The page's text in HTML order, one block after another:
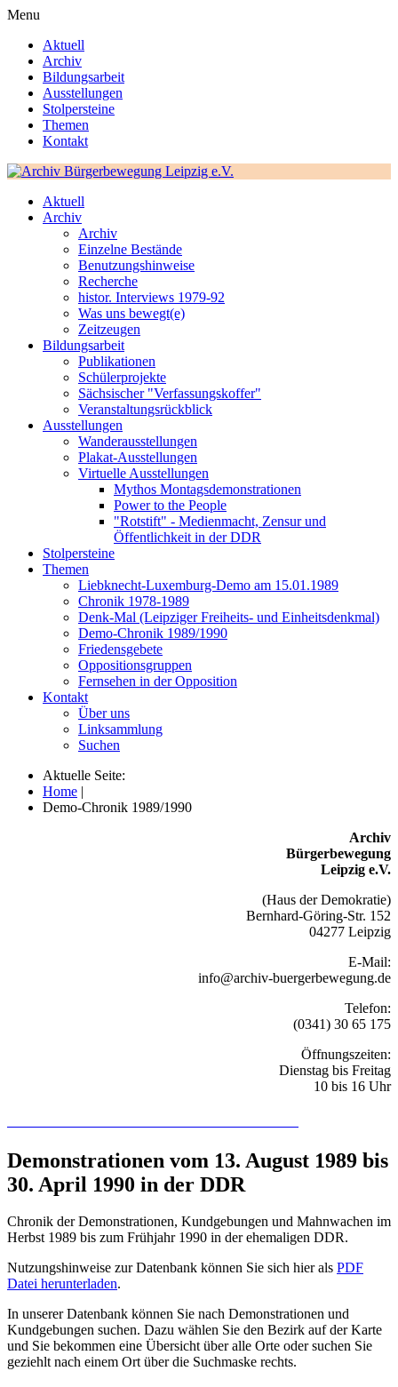
Menu
Aktuell
Archiv
Bildungsarbeit
Ausstellungen
Stolpersteine
Themen
Kontakt
Aktuell
Archiv
Archiv
Einzelne Bestände
Benutzungshinweise
Recherche
histor. Interviews 1979-92
Was uns bewegt(e)
Zeitzeugen
Bildungsarbeit
Publikationen
Schülerprojekte
Sächsischer "Verfassungskoffer"
Veranstaltungsrückblick
Ausstellungen
Wanderausstellungen
Plakat-Ausstellungen
Virtuelle Ausstellungen
Mythos Montagsdemonstrationen
Power to the People
"Rotstift" - Medienmacht, Zensur und
Öffentlichkeit in der DDR
Stolpersteine
Themen
Liebknecht-Luxemburg-Demo am 15.01.1989
Chronik 1978-1989
Denk-Mal (Leipziger Freiheits- und Einheitsdenkmal)
Demo-Chronik 1989/1990
Friedensgebete
Oppositionsgruppen
Fernsehen in der Opposition
Kontakt
Über uns
Linksammlung
Suchen
Aktuelle Seite:
Home |
Demo-Chronik 1989/1990
Archiv
Bürgerbewegung
Leipzig e.V.
(Haus der Demokratie)
Bernhard-Göring-Str. 152
04277 Leipzig
E-Mail:
info@archiv-buergerbewegung.de
Telefon:
(0341) 30 65 175
Öffnungszeiten:
Dienstag bis Freitag
10 bis 16 Uhr
Demonstrationen vom 13. August 1989 bis
30. April 1990 in der DDR
Chronik der Demonstrationen, Kundgebungen und Mahnwachen im
Herbst 1989 bis zum Frühjahr 1990 in der ehemaligen DDR.
Nutzungshinweise zur Datenbank können Sie sich hier als PDF
Datei herunterladen.
In unserer Datenbank können Sie nach Demonstrationen und
Kundgebungen suchen. Dazu wählen Sie den Bezirk auf der Karte
und Sie bekommen eine Übersicht über alle Orte oder suchen Sie
geziehlt nach einem Ort über die Suchmaske rechts.